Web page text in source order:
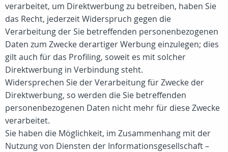
verarbeitet, um Direktwerbung zu betreiben, haben Sie
das Recht, jederzeit Widerspruch gegen die
Verarbeitung der Sie betreffenden personenbezogenen
Daten zum Zwecke derartiger Werbung einzulegen; dies
gilt auch für das Profiling, soweit es mit solcher
Direktwerbung in Verbindung steht.
Widersprechen Sie der Verarbeitung für Zwecke der
Direktwerbung, so werden die Sie betreffenden
personenbezogenen Daten nicht mehr für diese Zwecke
verarbeitet.
Sie haben die Möglichkeit, im Zusammenhang mit der
Nutzung von Diensten der Informationsgesellschaft –